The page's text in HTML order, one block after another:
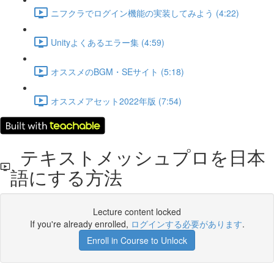
ニフクラでログイン機能の実装してみよう (4:22)
Unityよくあるエラー集 (4:59)
オススメのBGM・SEサイト (5:18)
オススメアセット2022年版 (7:54)
テキストメッシュプロを日本
語にする方法
Lecture content locked
If you're already enrolled, ログインする必要があります.
Enroll in Course to Unlock